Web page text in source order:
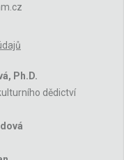
Ph.D.
dědictví